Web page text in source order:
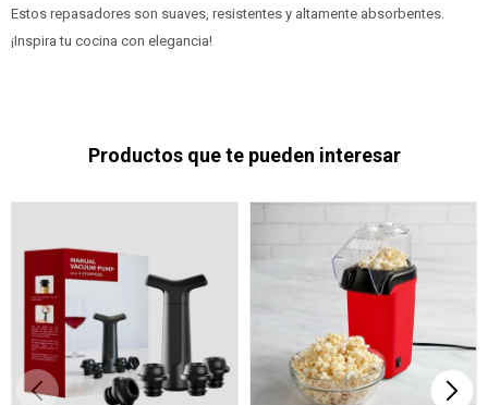
Estos repasadores son suaves, resistentes y altamente absorbentes.
¡Inspira tu cocina con elegancia!
Productos que te pueden interesar